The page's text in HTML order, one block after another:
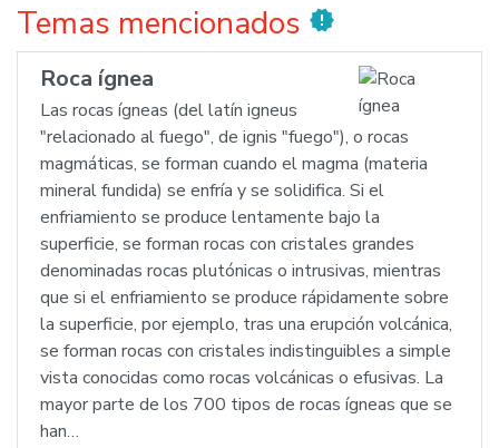
Temas mencionados new_releases
Roca ígnea
Las rocas ígneas (del latín igneus
"relacionado al fuego", de ignis "fuego"), o rocas
magmáticas, se forman cuando el magma (materia
mineral fundida) se enfría y se solidifica. Si el
enfriamiento se produce lentamente bajo la
superficie, se forman rocas con cristales grandes
denominadas rocas plutónicas o intrusivas, mientras
que si el enfriamiento se produce rápidamente sobre
la superficie, por ejemplo, tras una erupción volcánica,
se forman rocas con cristales indistinguibles a simple
vista conocidas como rocas volcánicas o efusivas. La
mayor parte de los 700 tipos de rocas ígneas que se
han…